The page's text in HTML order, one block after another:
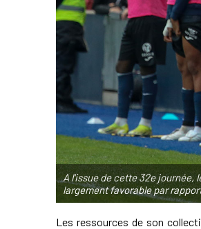
A l'issue de cette 32e journée,
largement favorable par
Les ressources de son